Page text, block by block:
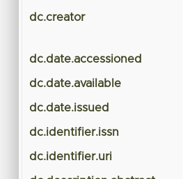
dc.creator
dc.date.accessioned
dc.date.available
dc.date.issued
dc.identifier.issn
dc.identifier.uri